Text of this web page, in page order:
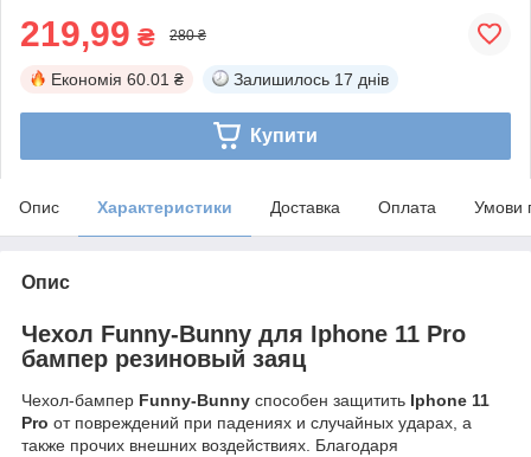
219,99 ₴ 280 ₴
Економія 60.01 ₴ Залишилось 17 днів
Купити
Опис Характеристики Доставка Оплата Умови
Опис
Чехол Funny-Bunny для Iphone 11 Pro
бампер резиновый заяц
Чехол-бампер Funny-Bunny способен защитить Iphone 11
Pro от повреждений при падениях и случайных ударах, а
также прочих внешних воздействиях. Благодаря